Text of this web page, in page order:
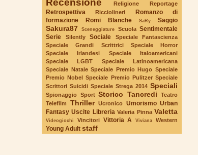
Recensione Religione Reportage
Retrospettiva Ricciolineri
Romanzo di
formazione
Romi Blanche SaRy Saggio
Sakura87 Sceneggiature Scuola Sentimentale
Serie
Silently Sociale
Speciale Fantascienza
Speciale Grandi Scrittrici
Speciale Horror
Speciale Irlandesi
Speciale Italoamericani
Speciale LGBT
Speciale Latinoamericana
Speciale Natale Speciale Premio Hugo Speciale
Premio Nobel Speciale Premio Pulitzer Speciale
Scrittori Suicidi Speciale Strega 2014 Speciali
Spionaggio Sport Storico Tancredi
Teatro
Telefilm
Thriller Ucronico Umorismo Urban
Fantasy Uscite Libreria Valeria Pinna Valetta
Videogiochi Vincitori Vittoria A Viviana Western
Young Adult staff